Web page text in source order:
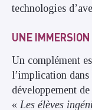
technologies
UNE
Un complément
l’implication dans
développement
« Les élèves